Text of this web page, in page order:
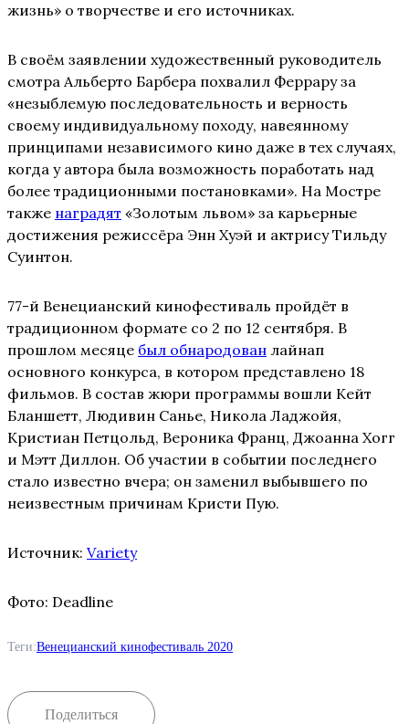
жизнь» о творчестве и его источниках.
В своём заявлении художественный руководитель
смотра Альберто Барбера похвалил Феррару за
«незыблемую последовательность и верность
своему индивидуальному походу, навеянному
принципами независимого кино даже в тех случаях,
когда у автора была возможность поработать над
более традиционными постановками». На Мостре
также наградят «Золотым львом» за карьерные
достижения режиссёра Энн Хуэй и актрису Тильду
Суинтон.
77-й Венецианский кинофестиваль пройдёт в
традиционном формате со 2 по 12 сентября. В
прошлом месяце был обнародован лайнап
основного конкурса, в котором представлено 18
фильмов. В состав жюри программы вошли Кейт
Бланшетт, Людивин Санье, Никола Ладжойя,
Кристиан Петцольд, Вероника Франц, Джоанна Хогг
и Мэтт Диллон. Об участии в событии последнего
стало известно вчера; он заменил выбывшего по
неизвестным причинам Кристи Пую.
Источник: Variety
Фото: Deadline
Теги:Венецианский кинофестиваль 2020
Поделиться